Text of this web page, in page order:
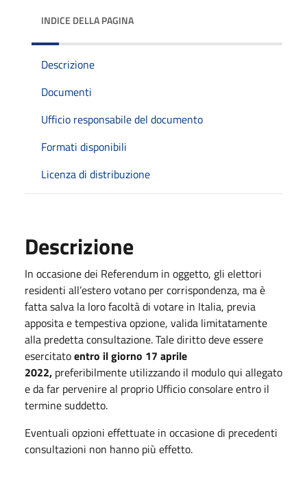
INDICE DELLA PAGINA
Descrizione
Documenti
Ufficio responsabile del documento
Formati disponibili
Licenza di distribuzione
Descrizione
In occasione dei Referendum in oggetto, gli elettori
residenti all’estero votano per corrispondenza, ma è
fatta salva la loro facoltà di votare in Italia, previa
apposita e tempestiva opzione, valida limitatamente
alla predetta consultazione. Tale diritto deve essere
esercitatoentro il giorno 17 aprile
2022, preferibilmente utilizzando il modulo qui allegato
e da far pervenire al proprio Ufficio consolare entro il
termine suddetto.
Eventuali opzioni effettuate in occasione di precedenti
consultazioni non hanno più effetto.